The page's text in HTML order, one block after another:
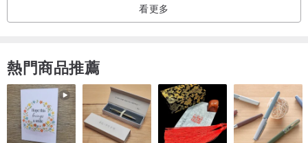
理解。
如果髮夾因尺寸原因無法放入卡扣柱中，則可以使用 Letter Pack
Plus 進行運輸。
看更多
熱門商品推薦